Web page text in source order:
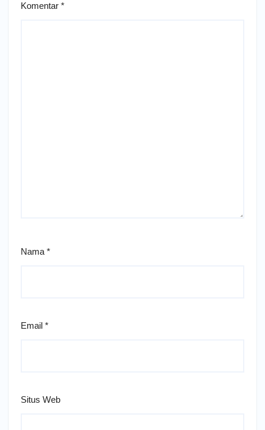
Komentar *
Nama *
Email *
Situs Web